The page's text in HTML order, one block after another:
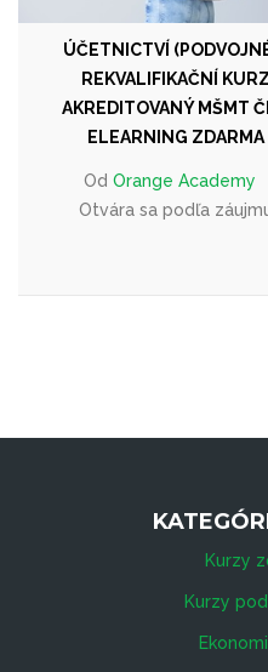
ÚČETNICTVÍ
REKVALIFIKAČNÍ KURZ
AKREDITOVANÝ MŠMT
ELEARNING ZDARMA
Od Orange Academy
Otvára sa podľa
Kurzy
Kurzy